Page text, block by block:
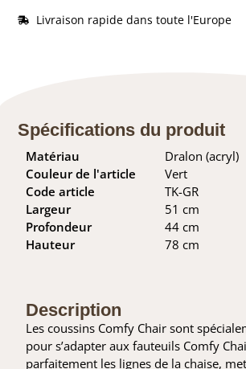
Livraison rapide dans toute l'Europe
Spécifications du produit
Matériau
Couleur de l'article
Code article
Largeur
Profondeur
Hauteur
Dralon (acryl)
Vert
TK-GR
51 cm
44 cm
78 cm
Description
Les coussins Comfy Chair sont
pour s’adapter aux fauteuils Comfy
parfaitement les lignes de la chaise,